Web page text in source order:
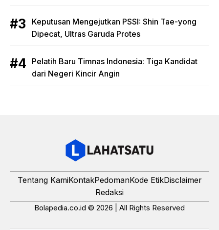
Keputusan Mengejutkan PSSI: Shin Tae-yong
Dipecat, Ultras Garuda Protes
Pelatih Baru Timnas Indonesia: Tiga Kandidat
dari Negeri Kincir Angin
Tentang KamiKontakPedomanKode EtikDisclaimer
Redaksi
Bolapedia.co.id © 2026 | All Rights Reserved